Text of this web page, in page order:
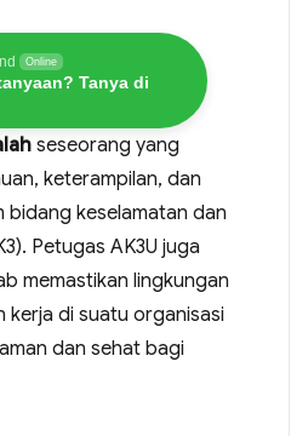
Online
Tanya di
seseorang yang
keterampilan, dan
bidang keselamatan dan
Petugas AK3U juga
memastikan lingkungan
kerja di suatu organisasi
dan sehat bagi